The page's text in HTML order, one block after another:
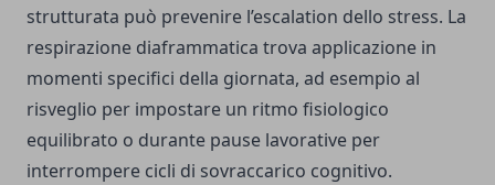
strutturata può prevenire l’escalation dello stress. La
respirazione diaframmatica trova applicazione in
momenti specifici della giornata, ad esempio al
risveglio per impostare un ritmo fisiologico
equilibrato o durante pause lavorative per
interrompere cicli di sovraccarico cognitivo.